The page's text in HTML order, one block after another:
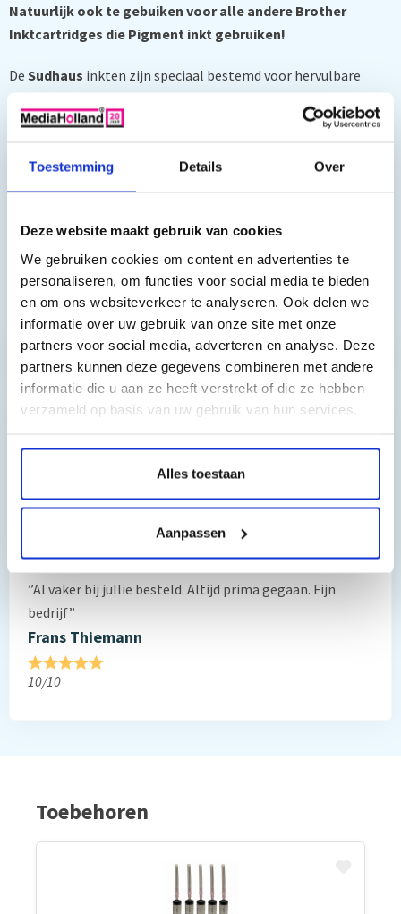
Toestemming Details Over
Deze website maakt gebruik van cookies
We gebruiken cookies om content en advertenties te
personaliseren, om functies voor social media te bieden
en om ons websiteverkeer te analyseren. Ook delen we
informatie over uw gebruik van onze site met onze
partners voor social media, adverteren en analyse. Deze
partners kunnen deze gegevens combineren met andere
informatie die u aan ze heeft verstrekt of die ze hebben
verzameld op basis van uw gebruik van hun services.
Alles toestaan
Aanpassen
Natuurlijk ook te gebuiken voor alle andere Brother
Inktcartridges die Pigment inkt gebruiken!
De Sudhaus inkten zijn speciaal bestemd voor hervulbare
patronen en het zelf navullen van originele, of compatibel
inktpatronen. DeSudhaus
inktformule is ideaal voor gebruik
Alle inktparameters worden zo aangepast dat de gebruiker
een perfecte kleurweergave krijgt tijdens het printen.
afdrukken meer duurzaamheid en weerstand tegen UV-
straling.
Toch nog een vraag?
Hebt u vragen bij het artikel?
Gauke Wijnmaalen
”Al vaker bij jullie besteld. Altijd prima gegaan. Fijn
bedrijf”
Frans Thiemann
10/10
Toebehoren